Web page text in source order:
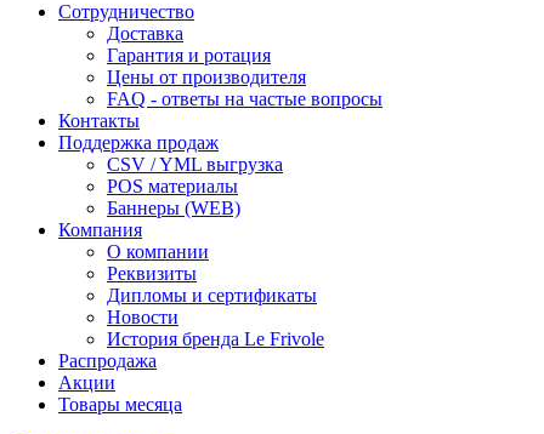
Сотрудничество
Доставка
Гарантия и ротация
Цены от производителя
FAQ - ответы на частые вопросы
Контакты
Поддержка продаж
CSV / YML выгрузка
POS материалы
Баннеры (WEB)
Компания
О компании
Реквизиты
Дипломы и сертификаты
Новости
История бренда Le Frivole
Распродажа
Акции
Товары месяца